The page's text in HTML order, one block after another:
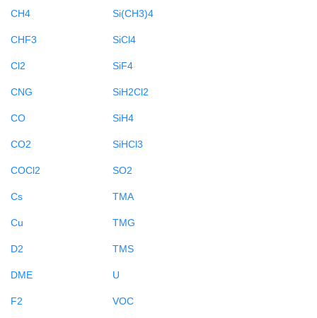
CH4
CHF3
Cl2
CNG
CO
CO2
COCl2
Cs
Cu
D2
DME
F2
Si(CH3)4
SiCl4
SiF4
SiH2Cl2
SiH4
SiHCl3
SO2
TMA
TMG
TMS
U
VOC